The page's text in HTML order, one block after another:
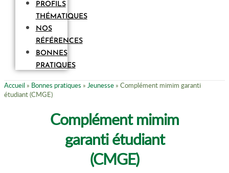
PROFILS
THÉMATIQUES
NOS
RÉFÉRENCES
BONNES
PRATIQUES
Accueil » Bonnes pratiques » Jeunesse » Complément mimim garanti
étudiant (CMGE)
Complément mimim
garanti étudiant
(CMGE)